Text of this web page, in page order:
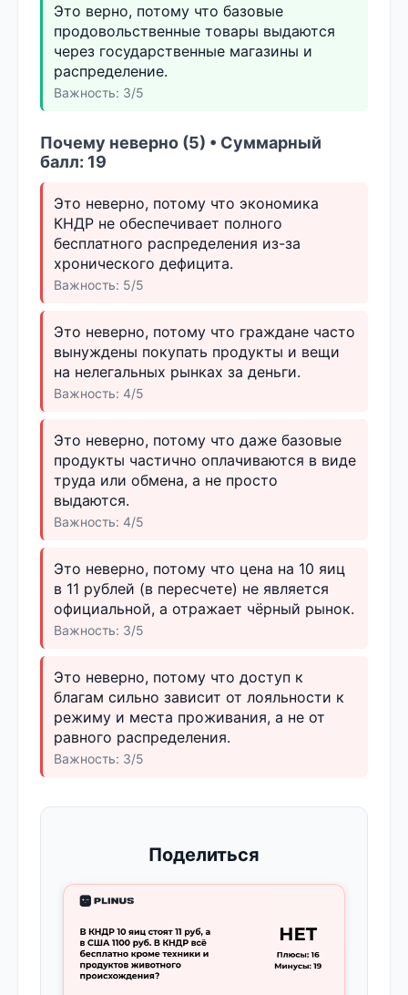
Это верно, потому что базовые
продовольственные товары выдаются
через государственные магазины и
распределение.
Важность: 3/5
Почему неверно (5) • Суммарный
балл: 19
Это неверно, потому что экономика
КНДР не обеспечивает полного
бесплатного распределения из-за
хронического дефицита.
Важность: 5/5
Это неверно, потому что граждане часто
вынуждены покупать продукты и вещи
на нелегальных рынках за деньги.
Важность: 4/5
Это неверно, потому что даже базовые
продукты частично оплачиваются в виде
труда или обмена, а не просто
выдаются.
Важность: 4/5
Это неверно, потому что цена на 10 яиц
в 11 рублей (в пересчете) не является
официальной, а отражает чёрный рынок.
Важность: 3/5
Это неверно, потому что доступ к
благам сильно зависит от лояльности к
режиму и места проживания, а не от
равного распределения.
Важность: 3/5
Поделиться